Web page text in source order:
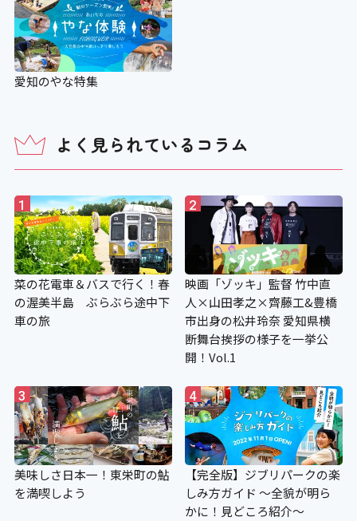
愛知のやな特集
よく見られているコラム
1
菜の花電車＆バスで行く！春
の渥美半島 ぶらぶら途中下
車の旅
2
映画「ゾッキ」監督 竹中直
人×山田孝之×齊藤工&豊橋
市出身の松井玲奈 愛知県横
断舞台挨拶の様子を一挙公
開！Vol.1
3
美味しさ日本一！東栄町の鮎
を満喫しよう
4
【完全版】ジブリパークの楽
しみ方ガイド ～全貌が明ら
かに！見どころ紹介～